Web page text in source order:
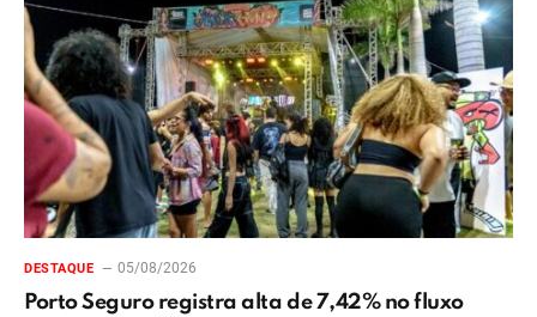
DESTAQUE 05/08/2026
Porto Seguro registra alta de 7,42% no fluxo